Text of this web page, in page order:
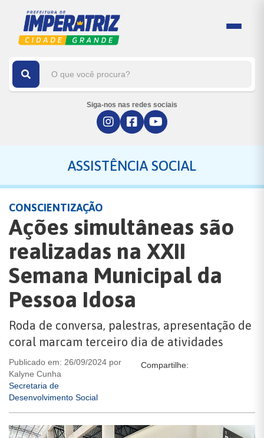
Siga-nos nas redes sociais
ASSISTÊNCIA SOCIAL
CONSCIENTIZAÇÃO
Ações simultâneas são
realizadas na XXII
Semana Municipal da
Pessoa Idosa
Roda de conversa, palestras, apresentação de
coral marcam terceiro dia de atividades
Publicado em: 26/09/2024 por
Kalyne Cunha
Secretaria de
Desenvolvimento Social
Compartilhe: